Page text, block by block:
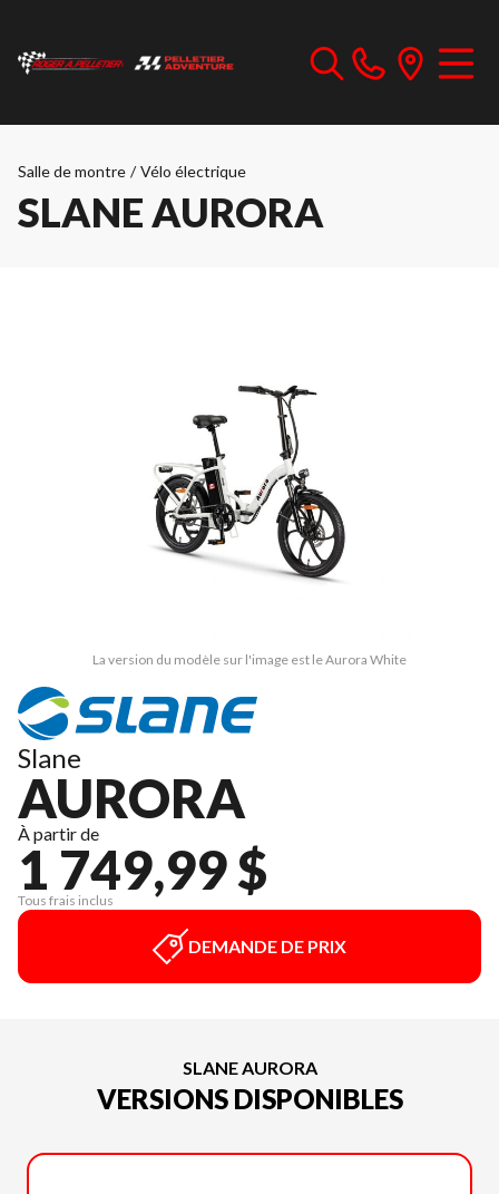
Salle de montre / Vélo électrique
SLANE AURORA
La version du modèle sur l'image est le Aurora White
Slane
AURORA
À partir de
1 749,99 $
Tous frais inclus
DEMANDE DE PRIX
SLANE AURORA
VERSIONS DISPONIBLES